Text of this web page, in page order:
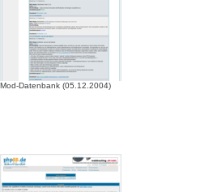
Mod-Datenbank (05.12.2004)